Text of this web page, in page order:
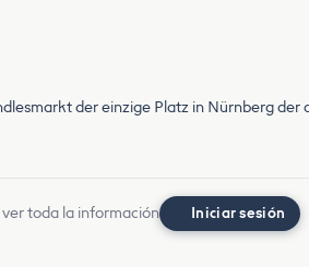
der einzige Platz in Nürnberg
toda la información Iniciar sesión